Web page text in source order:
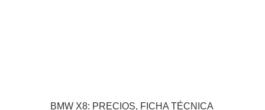
BMW X8: PRECIOS, FICHA TÉCNICA